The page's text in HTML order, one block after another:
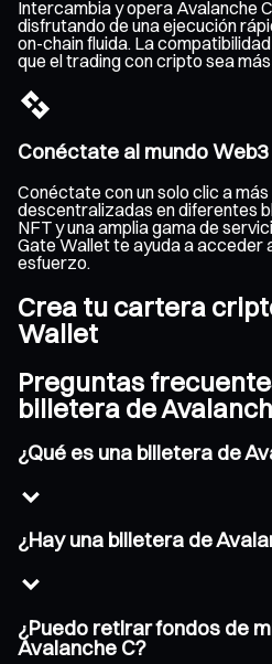
Intercambia y opera Avalanche
disfrutando de una ejecución
on-chain fluida. La
que el trading con cripto sea
Conéctate al mundo Web3
Conéctate con un solo clic a
descentralizadas en diferentes
NFT y una amplia gama de
Gate Wallet te ayuda a acceder
esfuerzo.
Crea tu cartera
Wallet
Preguntas
billetera de
¿Qué es una billetera de
¿Hay una billetera de
¿Puedo retirar fondos de
Avalanche C?